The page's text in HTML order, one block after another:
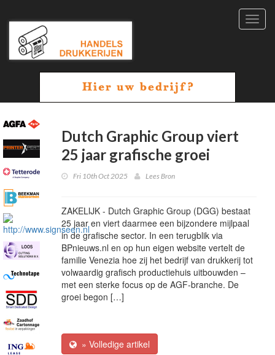
Dutch Graphic Group viert
25 jaar grafische groei
Fri 10th Oct 2025 Lees Bron
ZAKELIJK - Dutch Graphic Group (DGG) bestaat
25 jaar en viert daarmee een bijzondere mijlpaal
in de grafische sector. In een terugblik via
BPnieuws.nl en op hun eigen website vertelt de
familie Venezia hoe zij het bedrijf van drukkerij tot
volwaardig grafisch productiehuis uitbouwden –
met een sterke focus op de AGF-branche. De
groei begon […]
» Volledige artikel